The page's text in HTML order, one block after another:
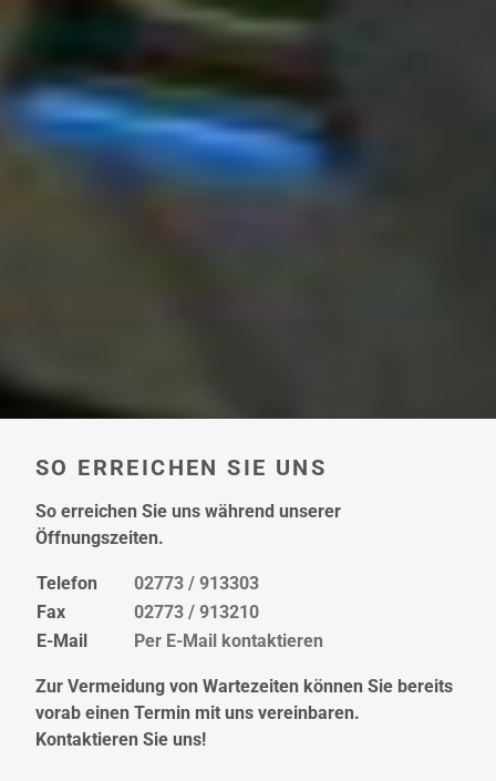
SO ERREICHEN SIE UNS
So erreichen Sie uns während unserer
Öffnungszeiten.
Telefon
02773 / 913303
Fax
02773 / 913210
E-Mail
Per E-Mail kontaktieren
Zur Vermeidung von Wartezeiten können Sie bereits
vorab einen Termin mit uns vereinbaren.
Kontaktieren Sie uns!